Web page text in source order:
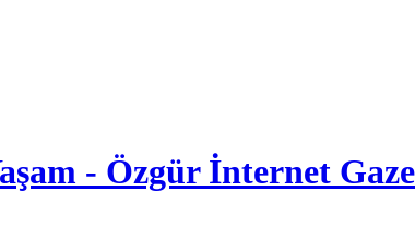
- Özgür İnternet